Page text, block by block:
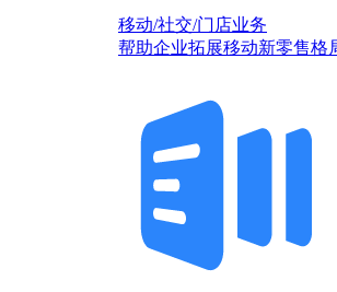
移动/社交/门店业务
帮助企业拓展移动新零售格